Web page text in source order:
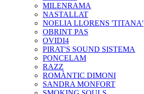
MILENRAMA
NASTALLAT
NOELIA LLORENS 'TITANA'
OBRINT PAS
OVIDI4
PIRAT'S SOUND SISTEMA
PONCELAM
RAZZ
ROMÀNTIC DIMONI
SANDRA MONFORT